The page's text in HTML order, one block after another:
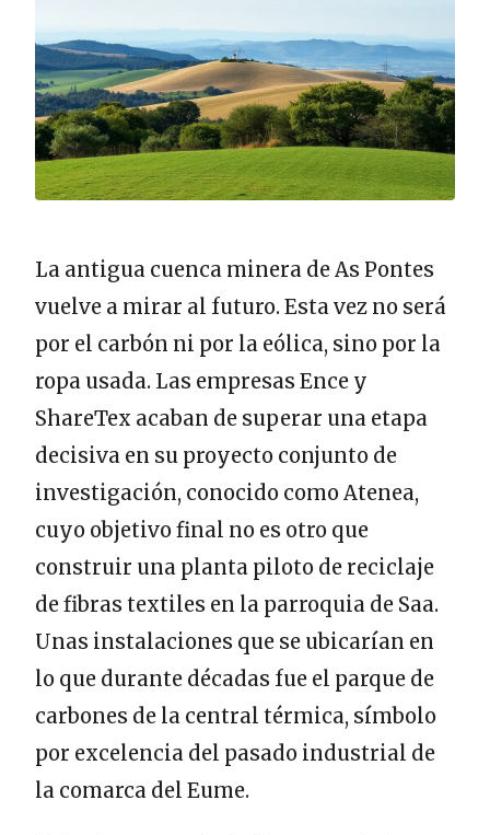
La antigua cuenca minera de As Pontes
vuelve a mirar al futuro. Esta vez no será
por el carbón ni por la eólica, sino por la
ropa usada. Las empresas Ence y
ShareTex acaban de superar una etapa
decisiva en su proyecto conjunto de
investigación, conocido como Atenea,
cuyo objetivo final no es otro que
construir una planta piloto de reciclaje
de fibras textiles en la parroquia de Saa.
Unas instalaciones que se ubicarían en
lo que durante décadas fue el parque de
carbones de la central térmica, símbolo
por excelencia del pasado industrial de
la comarca del Eume.